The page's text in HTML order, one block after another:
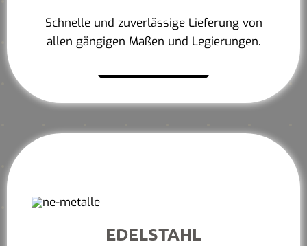
Schnelle und zuverlässige Lieferung von
allen gängigen Maßen und Legierungen.
EDELSTAHL